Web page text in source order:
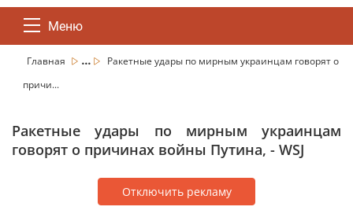
Меню
Главная ...
Ракетные удары по мирным украинцам говорят о
причи...
Ракетные удары по мирным украинцам
говорят о причинах войны Путина, - WSJ
Отключить рекламу